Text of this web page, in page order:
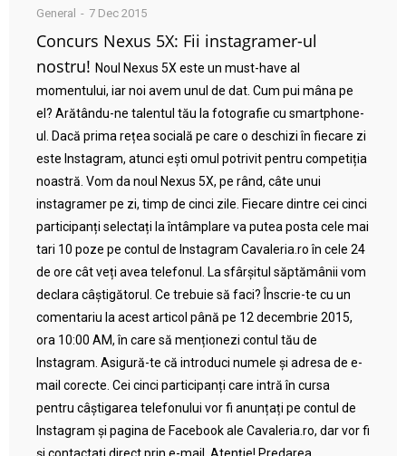
General 7 Dec 2015
Concurs Nexus 5X: Fii instagramer-ul
nostru! Noul Nexus 5X este un must-have al
momentului, iar noi avem unul de dat. Cum pui mâna pe
el? Arătându-ne talentul tău la fotografie cu smartphone-
ul. Dacă prima rețea socială pe care o deschizi în fiecare zi
este Instagram, atunci ești omul potrivit pentru competiția
noastră. Vom da noul Nexus 5X, pe rând, câte unui
instagramer pe zi, timp de cinci zile. Fiecare dintre cei cinci
participanți selectați la întâmplare va putea posta cele mai
tari 10 poze pe contul de Instagram Cavaleria.ro în cele 24
de ore cât veți avea telefonul. La sfârșitul săptămânii vom
declara câștigătorul. Ce trebuie să faci? Înscrie-te cu un
comentariu la acest articol până pe 12 decembrie 2015,
ora 10:00 AM, în care să menționezi contul tău de
Instagram. Asigură-te că introduci numele și adresa de e-
mail corecte. Cei cinci participanți care intră în cursa
pentru câștigarea telefonului vor fi anunțați pe contul de
Instagram și pagina de Facebook ale Cavaleria.ro, dar vor fi